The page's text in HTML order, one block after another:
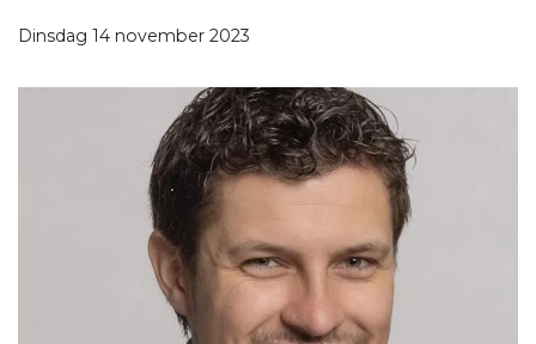
Dinsdag 14 november 2023